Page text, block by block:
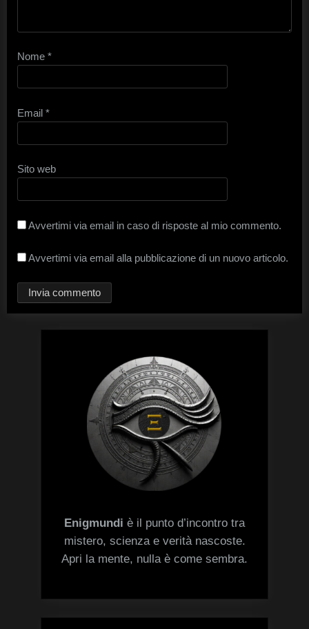
Nome *
Email *
Sito web
Avvertimi via email in caso di risposte al mio commento.
Avvertimi via email alla pubblicazione di un nuovo articolo.
Enigmundi è il punto d’incontro tra
mistero, scienza e verità nascoste.
Apri la mente, nulla è come sembra.